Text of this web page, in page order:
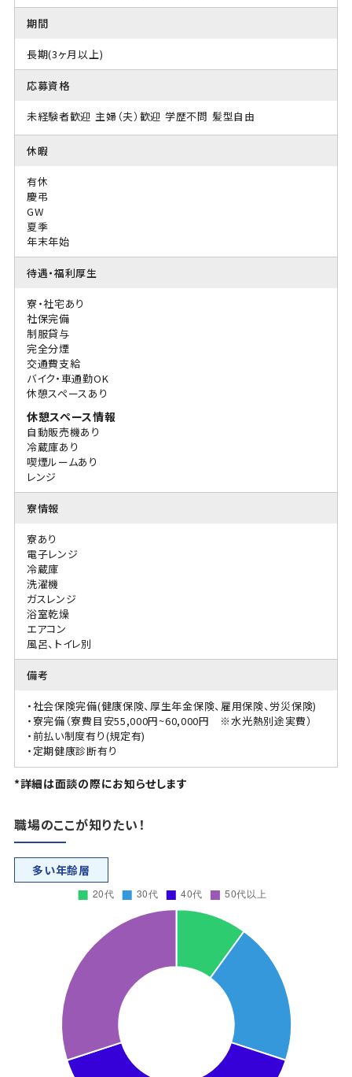
期間
長期(3ヶ月以上)
応募資格
未経験者歓迎 主婦（夫）歓迎 学歴不問 髪型自由
休暇
有休
慶弔
GW
夏季
年末年始
待遇・福利厚生
寮・社宅あり
社保完備
制服貸与
完全分煙
交通費支給
バイク・車通勤OK
休憩スペースあり
休憩スペース情報
自動販売機あり
冷蔵庫あり
喫煙ルームあり
レンジ
寮情報
寮あり
電子レンジ
冷蔵庫
洗濯機
ガスレンジ
浴室乾燥
エアコン
風呂、トイレ別
備考
・社会保険完備(健康保険、厚生年金保険、雇用保険、労災保険)
・寮完備（寮費目安55,000円~60,000円 ※水光熱別途実費）
・前払い制度有り(規定有)
・定期健康診断有り
*詳細は面談の際にお知らせします
職場のここが知りたい！
多い年齢層